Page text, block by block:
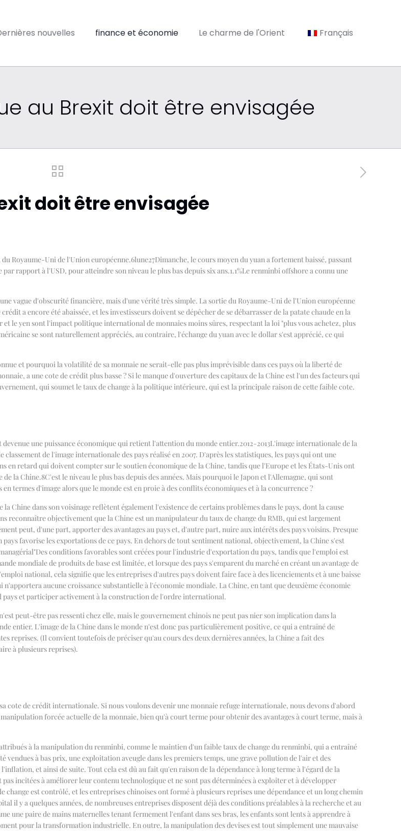
nouvelles finance et économie Le charme de l'Orient Français
au Brexit doit être envisagée
doit être envisagée
Royaume-Uni de l'Union européenne.6lune27Dimanche, le cours moyen du yuan a fortement baissé, passant
rapport à l'USD, pour atteindre son niveau le plus bas depuis six ans.1.1%Le renminbi offshore a connu une
vague d'obscurité financière, mais d'une vérité très simple. La sortie du Royaume-Uni de l'Union européenne
a encore été abaissée, et les investisseurs doivent se dépêcher de se débarrasser de la patate chaude en la
le yen sont l'impact politique international de monnaies moins sûres, respectant la loi "plus vous achetez, plus
se sont naturellement appréciés, au contraire, l'échange du yuan avec le dollar s'est apprécié, ce qui
et pourquoi la volatilité de sa monnaie ne serait-elle pas plus imprévisible dans ces pays où la liberté de
a une cote de crédit plus basse ? Si le manque d'ouverture des capitaux de la Chine est l'un des facteurs qui
qui soumet le taux de change à la politique intérieure, qui est la principale raison de cette faible cote.
une puissance économique qui retient l'attention du monde entier.2012-2013L'image internationale de la
de l'image internationale des pays réalisé en 2007. D'après les statistiques, les pays qui ont une
en retard qui doivent compter sur le soutien économique de la Chine, tandis que l'Europe et les États-Unis ont
de la Chine.8C'est le niveau le plus bas depuis des années. Mais pourquoi le Japon et l'Allemagne, qui sont
termes d'image alors que le monde est en proie à des conflits économiques et à la concurrence ?
Chine dans son voisinage reflètent également l'existence de certains problèmes dans le pays, dont la cause
reconnaître objectivement que la Chine est un manipulateur du taux de change du RMB, qui est largement
peut, d'une part, apporter des avantages au pays et, d'autre part, nuire aux intérêts des pays voisins. Presque
favorise les exportations de ce pays. En dehors de tout sentiment national, objectivement, la Chine s'est
"Des conditions favorables sont créées pour l'industrie d'exportation du pays, tandis que l'emploi est
mondiale de produits de base est limitée, et lorsque des pays s'emparent du marché en créant un avantage de
national, cela signifie que les entreprises d'autres pays doivent faire face à des licenciements et à une baisse
aucune croissance substantielle à l'économie mondiale. La Chine, en tant que deuxième économie
et participer activement à la construction de l'ordre international.
peut-être pas ressenti chez elle, mais le gouvernement chinois ne peut pas nier son implication dans la
entier. L'image de la Chine dans le monde n'est donc pas particulièrement positive, ce qui a entraîné de
reprises. (Il convient toutefois de préciser qu'au cours des deux dernières années, la Chine a fait des
à plusieurs reprises).
cote de crédit internationale. Si nous voulons devenir une monnaie refuge internationale, nous devons d'abord
forcée actuelle de la monnaie, bien qu'à court terme pour obtenir des avantages à court terme, mais à
à la manipulation du renminbi, comme le maintien d'un faible taux de change du renminbi, qui a entraîné
vendues à bas prix, une exploitation aveugle dans les premiers temps, une grave pollution de l'air et des
et ainsi de suite. Tout cela est dû au fait qu'en raison de la dépendance à long terme à l'égard de la
incitées à améliorer leur contenu technologique et ne sont pas déterminées à exploiter et à développer
est contrôlé, et les entreprises chinoises ont formé à plusieurs reprises une dépendance et un long chemin
il y a quelques années, de nombreuses entreprises disposent déjà des conditions préalables à la recherche et au
une paire de mains maternelles tenant fermement l'enfant dans ses bras, les enfants sont lents à apprendre à
pour la transformation industrielle. En outre, la manipulation des devises est tout simplement une mauvaise